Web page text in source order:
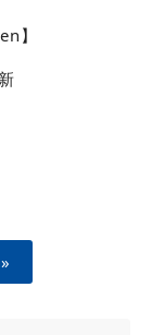
】